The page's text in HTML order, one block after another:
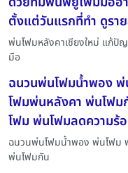
ตั้งแต่วันแรกที่ทำ ดูรา
พ่นโฟมหลังคาเชียงใหม่ แก้ปั
มือ
ฉนวนพ่นโฟมน้ำพอง
โฟมพ่นหลังคา พ่นโฟม
โฟม พ่นโฟมลดความ
ฉนวนพ่นโฟมน้ำพอง พ่นโฟม
พ่นโฟมกัน